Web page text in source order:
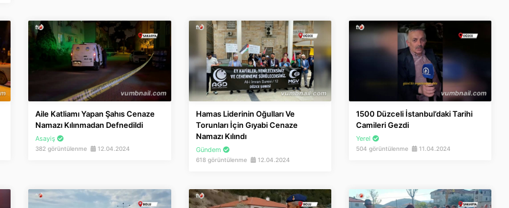
Aile Katliamı Yapan Şahıs Cenaze
Namazı Kılınmadan Defnedildi
Asayiş
382 görüntülenme 12.04.2024
Hamas Liderinin Oğulları Ve
Torunları İçin Gıyabi Cenaze
Namazı Kılındı
Gündem
618 görüntülenme 12.04.2024
1500 Düzceli İstanbul’daki Tarihi
Camileri Gezdi
Yerel
504 görüntülenme 11.04.2024